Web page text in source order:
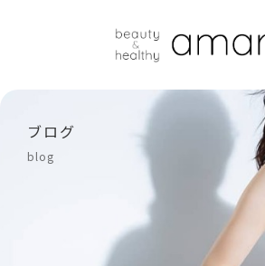
ブログ
blog